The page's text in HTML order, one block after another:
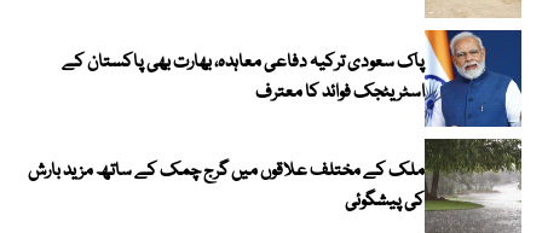
پاک سعودی ترکیہ دفاعی معاہدہ، بھارت بھی پاکستان کے
اسٹریٹجک فوائد کا معترف
ملک کے مختلف علاقوں میں گرج چمک کے ساتھ مزید بارش
کی پیشگوئی